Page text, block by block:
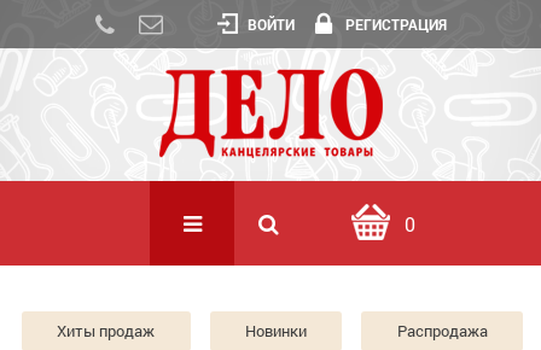
ВОЙТИ РЕГИСТРАЦИЯ
0
Хиты продаж Новинки Распродажа